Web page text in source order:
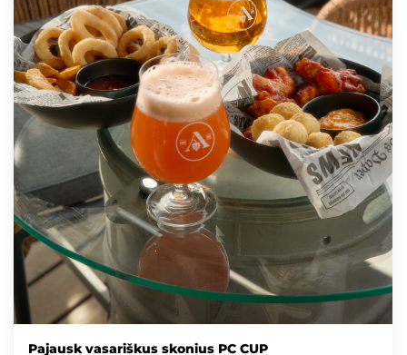
Pajausk vasariškus skonius PC CUP